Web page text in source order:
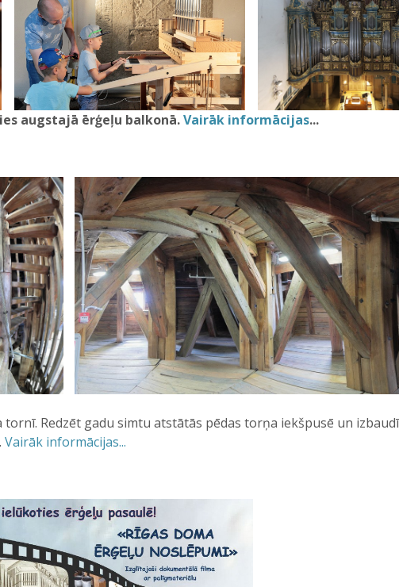
augstajā ērģeļu balkonā.Vairāk informācijas...
Redzēt gadu simtu atstātās pēdas torņa iekšpusē un
Vairāk informācijas...